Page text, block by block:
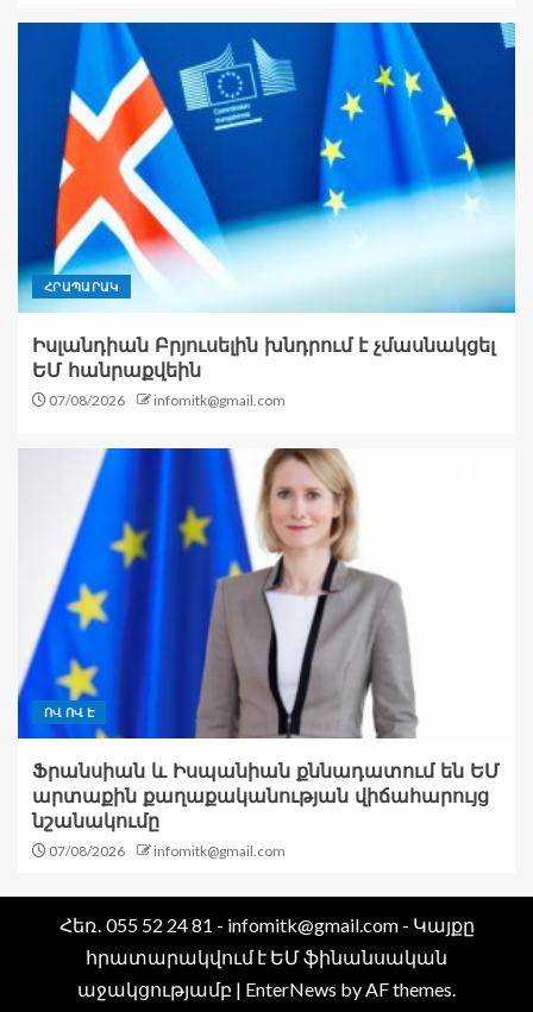
ՀՐԱՊԱՐԱԿ
Իսլանդիան Բրյուսելին խնդրում է չմասնակցել
ԵՄ հանրաքվեին
07/08/2026 infomitk@gmail.com
ՈՎ ՈՎ Է
Ֆրանսիան և Իսպանիան քննադատում են ԵՄ
արտաքին քաղաքականության վիճահարույց
նշանակումը
07/08/2026 infomitk@gmail.com
Հեռ․ 055 52 24 81 - infomitk@gmail.com - Կայքը
հրատարակվում է ԵՄ ֆինանսական
աջակցությամբ | EnterNews by AF themes.